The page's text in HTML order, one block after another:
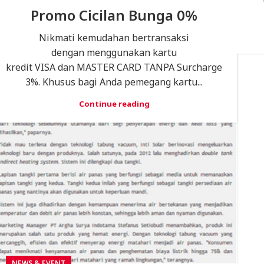
Promo Cicilan Bunga 0%
Nikmati kemudahan bertransaksi
dengan menggunakan kartu
kredit VISA dan MASTER CARD TANPA Surcharge
3%. Khusus bagi Anda pemegang kartu...
Continue reading